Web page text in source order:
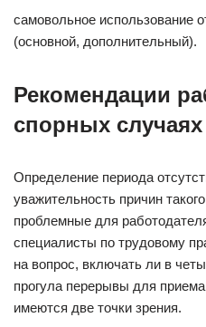
самовольное использование
(основной, дополнительный).
Рекомендации
спорных случаях
Определение периода
уважительность причин
проблемные для
специалисты по трудовому
на вопрос, включать ли в
прогула перерывы для
имеются две точки зрения.